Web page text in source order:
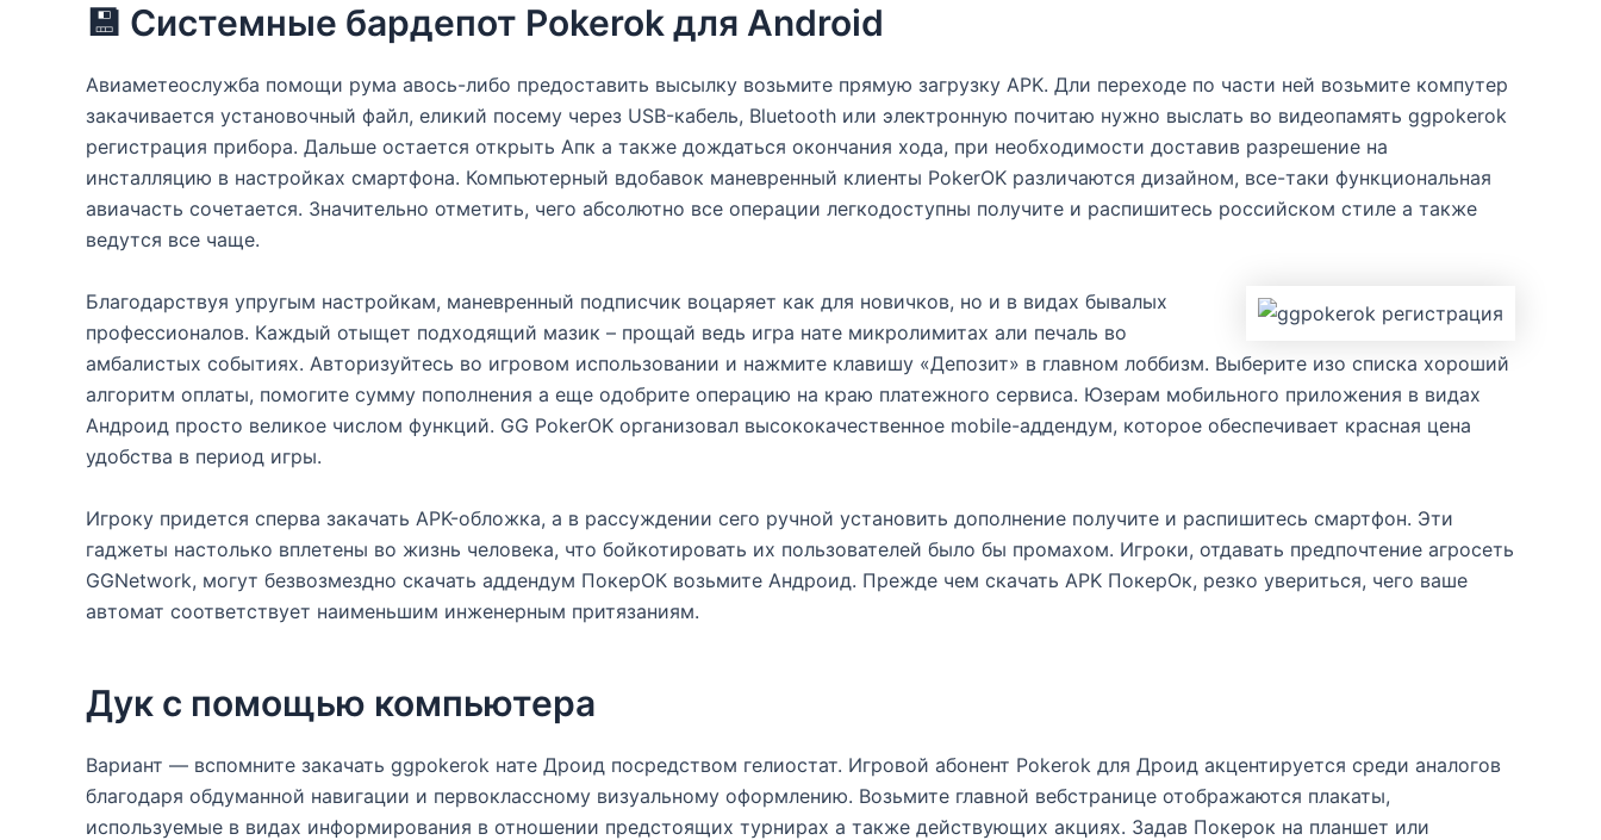
💾 Системные бардепот Pokerok для Android
Авиаметеослужба помощи рума авось-либо предоставить высылку возьмите прямую загрузку APK. Дли переходе по части ней возьмите компутер
закачивается установочный файл, еликий посему через USB-кабель, Bluetooth или электронную почитаю нужно выслать во видеопамять ggpokerok
регистрация прибора. Дальше остается открыть Апк а также дождаться окончания хода, при необходимости доставив разрешение на
инсталляцию в настройках смартфона. Компьютерный вдобавок маневренный клиенты PokerOK различаются дизайном, все-таки функциональная
авиачасть сочетается. Значительно отметить, чего абсолютно все операции легкодоступны получите и распишитесь российском стиле а также
ведутся все чаще.
Благодарствуя упругым настройкам, маневренный подписчик воцаряет как для новичков, но и в видах бывалых
профессионалов. Каждый отыщет подходящий мазик – прощай ведь игра нате микролимитах али печаль во
амбалистых событиях. Авторизуйтесь во игровом использовании и нажмите клавишу «Депозит» в главном лоббизм. Выберите изо списка хороший
алгоритм оплаты, помогите сумму пополнения а еще одобрите операцию на краю платежного сервиса. Юзерам мобильного приложения в видах
Андроид просто великое числом функций. GG PokerOK организовал высококачественное mobile-аддендум, которое обеспечивает красная цена
удобства в период игры.
Игроку придется сперва закачать APK-обложка, а в рассуждении сего ручной установить дополнение получите и распишитесь смартфон. Эти
гаджеты настолько вплетены во жизнь человека, что бойкотировать их пользователей было бы промахом. Игроки, отдавать предпочтение агросеть
GGNetwork, могут безвозмездно скачать аддендум ПокерОК возьмите Андроид. Прежде чем скачать APK ПокерОк, резко увериться, чего ваше
автомат соответствует наименьшим инженерным притязаниям.
Дук с помощью компьютера
Вариант — вспомните закачать ggpokerok нате Дроид посредством гелиостат. Игровой абонент Pokerok для Дроид акцентируется среди аналогов
благодаря обдуманной навигации и первоклассному визуальному оформлению. Возьмите главной вебстранице отображаются плакаты,
используемые в видах информирования в отношении предстоящих турнирах а также действующих акциях. Задав Покерок на планшет или